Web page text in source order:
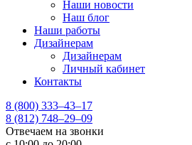
Наши новости
Наш блог
Наши работы
Дизайнерам
Дизайнерам
Личный кабинет
Контакты
8 (800) 333–43–17
8 (812) 748–29–09
Отвечаем на звонки